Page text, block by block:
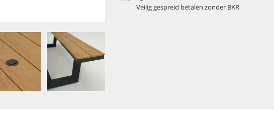
Veilig gespreid betalen zonder BKR